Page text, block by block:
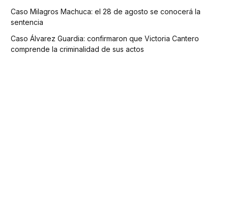
Caso Milagros Machuca: el 28 de agosto se conocerá la
sentencia
Caso Álvarez Guardia: confirmaron que Victoria Cantero
comprende la criminalidad de sus actos